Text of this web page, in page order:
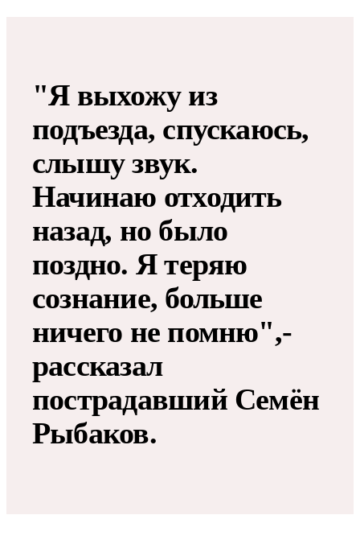
"Я выхожу из
подъезда, спускаюсь,
слышу звук.
Начинаю отходить
назад, но было
поздно. Я теряю
сознание, больше
ничего не помню",-
рассказал
пострадавший Семён
Рыбаков.